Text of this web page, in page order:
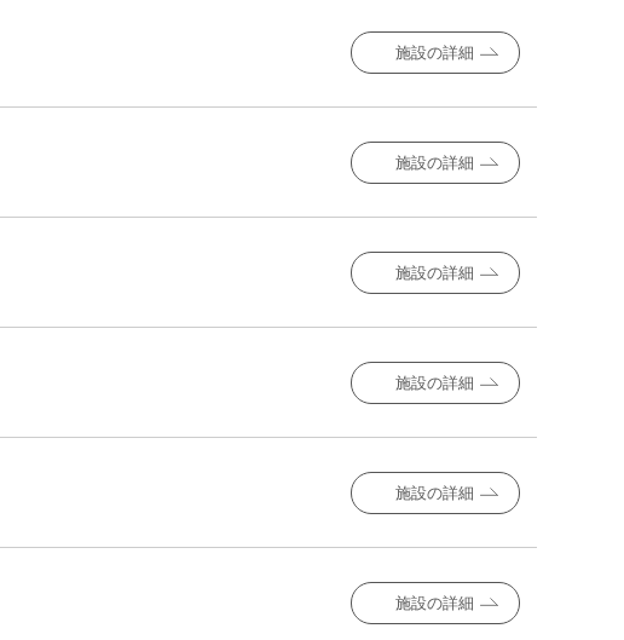
施設の詳細
施設の詳細
施設の詳細
施設の詳細
施設の詳細
施設の詳細